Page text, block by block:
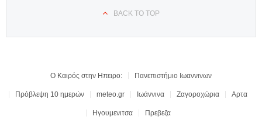
BACK TO TOP
Ο Καιρός στην Ηπειρο: Πανεπιστήμιο Ιωαννινων
Πρόβλεψη 10 ημερών meteo.gr Ιωάννινα Ζαγοροχώρια Αρτα
Ηγουμενιτσα Πρεβεζα